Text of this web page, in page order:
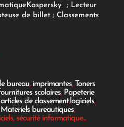
Kaspersky ; Lecteur
de billet; Classements
bureau, imprimantes, Toners
scolaires, Papeterie
articles de classement,logiciels,
Materiels bureautiques,
sécurité informatique...